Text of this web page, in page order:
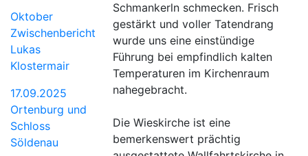
Oktober
Zwischenbericht
Lukas
Klostermair
17.09.2025
Ortenburg und
Schloss
Söldenau
Schmankerln schmecken. Frisch
gestärkt und voller Tatendrang
wurde uns eine einstündige
Führung bei empfindlich kalten
Temperaturen im Kirchenraum
nahegebracht.
Die Wieskirche ist eine
bemerkenswert prächtig